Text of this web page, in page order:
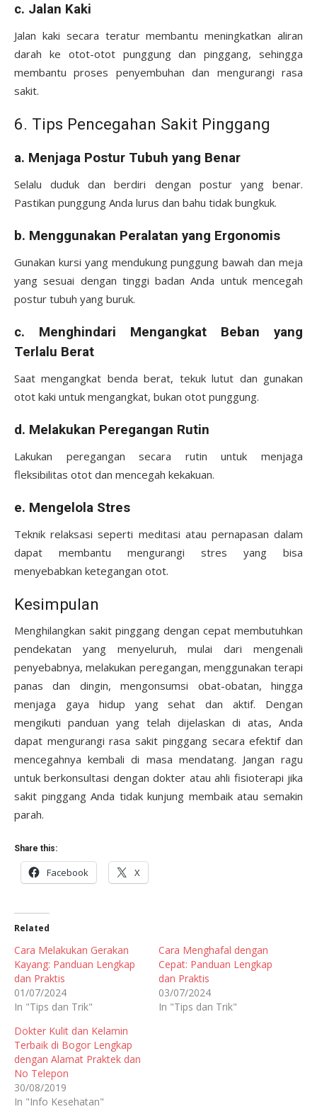
c. Jalan Kaki
Jalan kaki secara teratur membantu meningkatkan aliran
darah ke otot-otot punggung dan pinggang, sehingga
membantu proses penyembuhan dan mengurangi rasa
sakit.
6. Tips Pencegahan Sakit Pinggang
a. Menjaga Postur Tubuh yang Benar
Selalu duduk dan berdiri dengan postur yang benar.
Pastikan punggung Anda lurus dan bahu tidak bungkuk.
b. Menggunakan Peralatan yang Ergonomis
Gunakan kursi yang mendukung punggung bawah dan meja
yang sesuai dengan tinggi badan Anda untuk mencegah
postur tubuh yang buruk.
c. Menghindari Mengangkat Beban yang
Terlalu Berat
Saat mengangkat benda berat, tekuk lutut dan gunakan
otot kaki untuk mengangkat, bukan otot punggung.
d. Melakukan Peregangan Rutin
Lakukan peregangan secara rutin untuk menjaga
fleksibilitas otot dan mencegah kekakuan.
e. Mengelola Stres
Teknik relaksasi seperti meditasi atau pernapasan dalam
dapat membantu mengurangi stres yang bisa
menyebabkan ketegangan otot.
Kesimpulan
Menghilangkan sakit pinggang dengan cepat membutuhkan
pendekatan yang menyeluruh, mulai dari mengenali
penyebabnya, melakukan peregangan, menggunakan terapi
panas dan dingin, mengonsumsi obat-obatan, hingga
menjaga gaya hidup yang sehat dan aktif. Dengan
mengikuti panduan yang telah dijelaskan di atas, Anda
dapat mengurangi rasa sakit pinggang secara efektif dan
mencegahnya kembali di masa mendatang. Jangan ragu
untuk berkonsultasi dengan dokter atau ahli fisioterapi jika
sakit pinggang Anda tidak kunjung membaik atau semakin
parah.
Share this:
Facebook X
Related
Cara Melakukan Gerakan
Kayang: Panduan Lengkap
dan Praktis
01/07/2024
In "Tips dan Trik"
Cara Menghafal dengan
Cepat: Panduan Lengkap
dan Praktis
03/07/2024
In "Tips dan Trik"
Dokter Kulit dan Kelamin
Terbaik di Bogor Lengkap
dengan Alamat Praktek dan
No Telepon
30/08/2019
In "Info Kesehatan"